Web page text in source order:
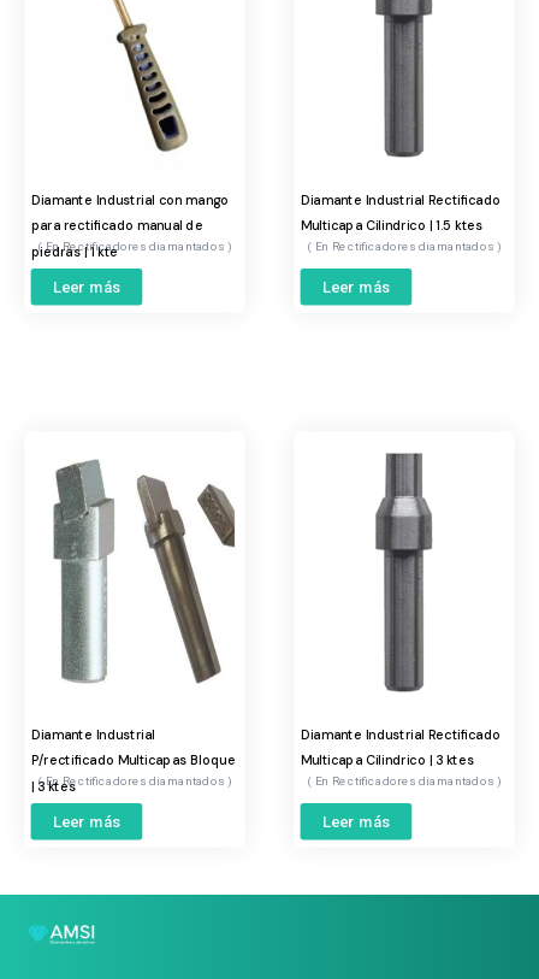
Diamante Industrial con mango
para rectificado manual de
piedras | 1 kte
Rectificadores diamantados
Leer más
Diamante Industrial Rectificado
Multicapa Cilindrico | 1.5 ktes
Rectificadores diamantados
Leer más
Diamante Industrial
P/rectificado Multicapas Bloque
| 3 ktesRectificadores diamantados
Leer más
Diamante Industrial Rectificado
Multicapa Cilindrico | 3 ktes
Rectificadores diamantados
Leer más